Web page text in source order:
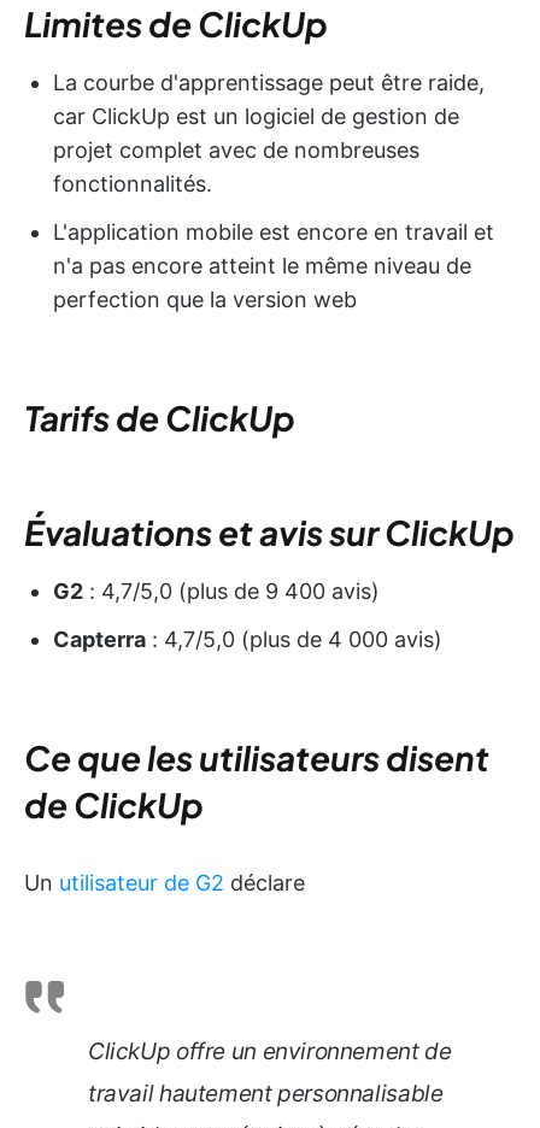
Limites de ClickUp
La courbe d'apprentissage peut être raide,
car ClickUp est un logiciel de gestion de
projet complet avec de nombreuses
fonctionnalités.
L'application mobile est encore en travail et
n'a pas encore atteint le même niveau de
perfection que la version web
Tarifs de ClickUp
Évaluations et avis sur ClickUp
G2 : 4,7/5,0 (plus de 9 400 avis)
Capterra : 4,7/5,0 (plus de 4 000 avis)
Ce que les utilisateurs disent
de ClickUp
Un utilisateur de G2 déclare
ClickUp offre un environnement de
travail hautement personnalisable